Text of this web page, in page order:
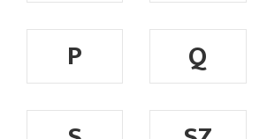
P Q